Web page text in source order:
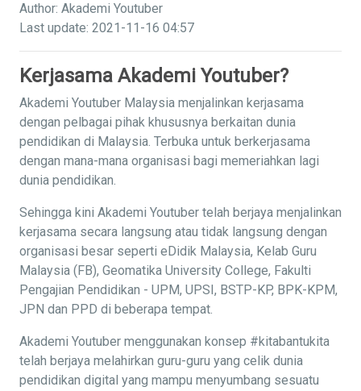
Author: Akademi Youtuber
Last update: 2021-11-16 04:57
Kerjasama Akademi Youtuber?
Akademi Youtuber Malaysia menjalinkan kerjasama
dengan pelbagai pihak khususnya berkaitan dunia
pendidikan di Malaysia. Terbuka untuk berkerjasama
dengan mana-mana organisasi bagi memeriahkan lagi
dunia pendidikan.
Sehingga kini Akademi Youtuber telah berjaya menjalinkan
kerjasama secara langsung atau tidak langsung dengan
organisasi besar seperti eDidik Malaysia, Kelab Guru
Malaysia (FB), Geomatika University College, Fakulti
Pengajian Pendidikan - UPM, UPSI, BSTP-KP, BPK-KPM,
JPN dan PPD di beberapa tempat.
Akademi Youtuber menggunakan konsep #kitabantukita
telah berjaya melahirkan guru-guru yang celik dunia
pendidikan digital yang mampu menyumbang sesuatu